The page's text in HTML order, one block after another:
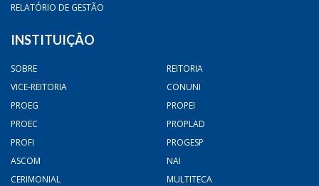
RELATÓRIO DE GESTÃO
INSTITUIÇÃO
SOBRE
REITORIA
VICE-REITORIA
CONUNI
PROEG
PROPEI
PROEC
PROPLAD
PROFI
PROGESP
ASCOM
NAI
CERIMONIAL
MULTITECA